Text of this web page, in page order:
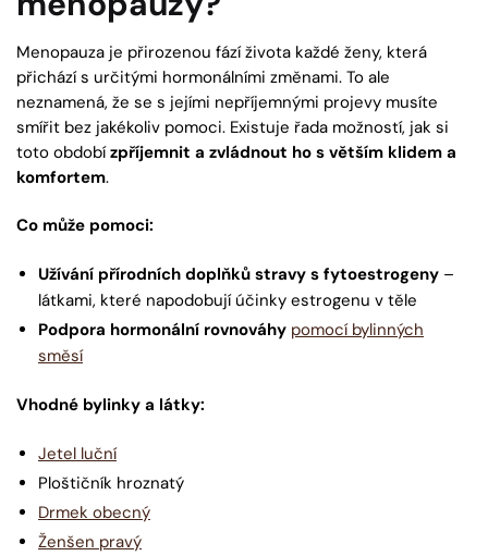
Menopauza je přirozenou fází života každé ženy, která
přichází s určitými hormonálními změnami. To ale
neznamená, že se s jejími nepříjemnými projevy musíte
smířit bez jakékoliv pomoci. Existuje řada možností, jak si
toto obdobízpříjemnit a zvládnout ho s větším klidem a
komfortem.
Co může pomoci:
Užívání přírodních doplňků stravy s fytoestrogeny –
látkami, které napodobují účinky estrogenu v těle
Podpora hormonální rovnováhy pomocí bylinných
směsí
Vhodné bylinky a látky:
Jetel luční
Ploštičník hroznatý
Drmek obecný
Ženšen pravý